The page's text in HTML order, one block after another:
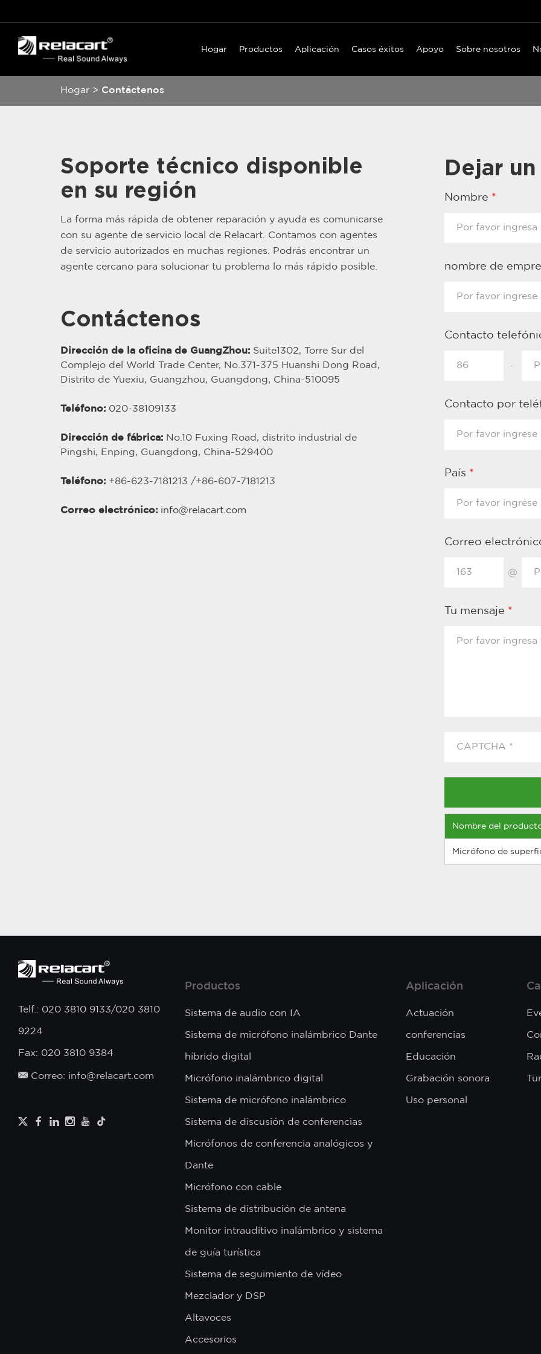
Hogar Productos Aplicación Casos éxitos Apoyo Sobre nosotros
Hogar > Contáctenos
Soporte técnico disponible
en su región
La forma más rápida de obtener reparación y ayuda es comunicarse
con su agente de servicio local de Relacart. Contamos con agentes
de servicio autorizados en muchas regiones. Podrás encontrar un
agente cercano para solucionar tu problema lo más rápido posible.
Contáctenos
Dirección de la oficina de GuangZhou: Suite1302, Torre Sur del
Complejo del World Trade Center, No.371-375 Huanshi Dong Road,
Distrito de Yuexiu, Guangzhou, Guangdong, China-510095
Teléfono: 020-38109133
Dirección de fábrica: No.10 Fuxing Road, distrito industrial de
Pingshi, Enping, Guangdong, China-529400
Teléfono: +86-623-7181213 /+86-607-7181213
Correo electrónico: info@relacart.com
Dejar
Nombre *
nombre de
Contacto
-
Contacto por
País *
Correo
@
Tu mensaje *
Nombre del
Micrófono de
Telf.: 020 3810 9133/020 3810
9224
Fax: 020 3810 9384
Correo: info@relacart.com
Productos
Sistema de audio con IA
Sistema de micrófono inalámbrico Dante
híbrido digital
Micrófono inalámbrico digital
Sistema de micrófono inalámbrico
Sistema de discusión de conferencias
Micrófonos de conferencia analógicos y
Dante
Micrófono con cable
Sistema de distribución de antena
Monitor intrauditivo inalámbrico y sistema
de guía turística
Sistema de seguimiento de vídeo
Mezclador y DSP
Altavoces
Accesorios
Aplicación
Actuación
conferencias
Educación
Grabación sonora
Uso personal